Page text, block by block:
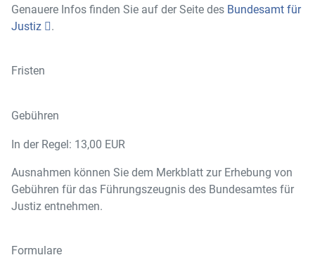
Genauere Infos finden Sie auf der Seite des Bundesamt für
Justiz
.
Fristen
Gebühren
In der Regel: 13,00 EUR
Ausnahmen können Sie dem Merkblatt zur Erhebung von
Gebühren für das Führungszeugnis des Bundesamtes für
Justiz entnehmen.
Formulare